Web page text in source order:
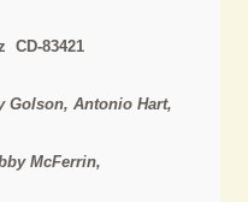
CD-83421
Golson, Antonio Hart,
McFerrin,